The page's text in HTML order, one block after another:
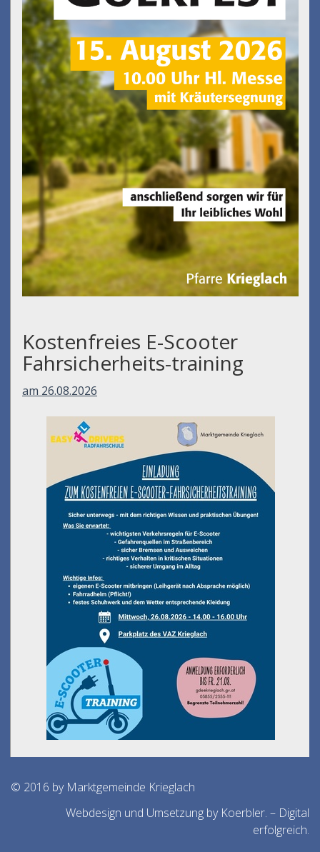
Kostenfreies E-Scooter
Fahrsicherheits-training
am 26.08.2026
© 2016 by Marktgemeinde Krieglach
Webdesign und Umsetzung by Koerbler. – Digital
erfolgreich.